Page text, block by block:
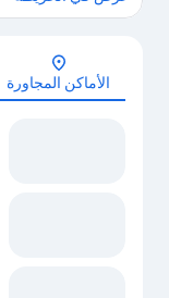
الأماكن المجاورة